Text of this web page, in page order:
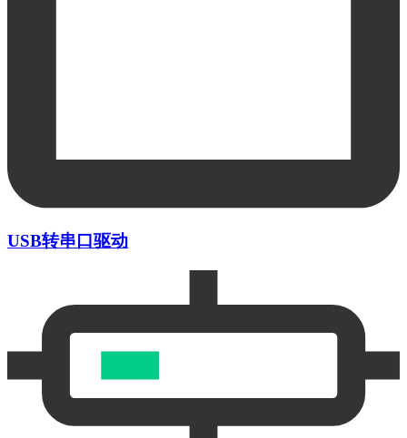
USB转串口驱动